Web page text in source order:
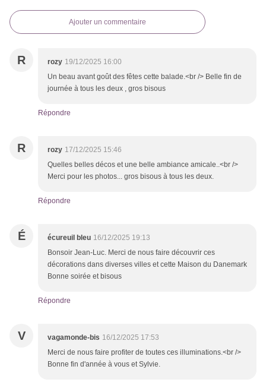
Ajouter un commentaire
R rozy 19/12/2025 16:00
Un beau avant goût des fêtes cette balade.<br /> Belle fin de
journée à tous les deux , gros bisous
Répondre
R rozy 17/12/2025 15:46
Quelles belles décos et une belle ambiance amicale..<br />
Merci pour les photos... gros bisous à tous les deux.
Répondre
É écureuil bleu 16/12/2025 19:13
Bonsoir Jean-Luc. Merci de nous faire découvrir ces
décorations dans diverses villes et cette Maison du Danemark
Bonne soirée et bisous
Répondre
V vagamonde-bis 16/12/2025 17:53
Merci de nous faire profiter de toutes ces illuminations.<br />
Bonne fin d'année à vous et Sylvie.